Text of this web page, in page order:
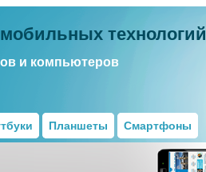
технологий
и компьютеров
Планшеты Смартфоны